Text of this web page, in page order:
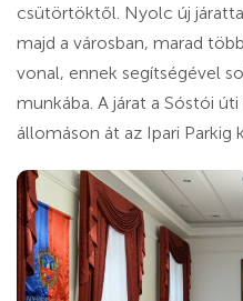
csütörtöktől. Nyolc új
majd a városban, marad
vonal, ennek segítségével
munkába. A járat a Sóstói
állomáson át az Ipari Parkig